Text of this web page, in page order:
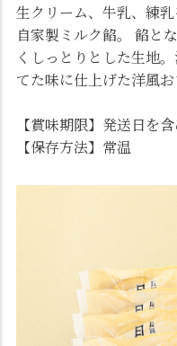
生クリーム、牛乳、練
自家製ミルク餡。 餡と
くしっとりとした生地
てた味に仕上げた洋風お
【賞味期限】発送日を
【保存方法】常温